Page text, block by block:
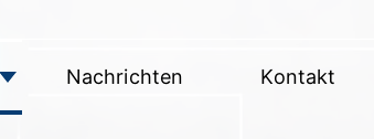
Nachrichten Kontakt